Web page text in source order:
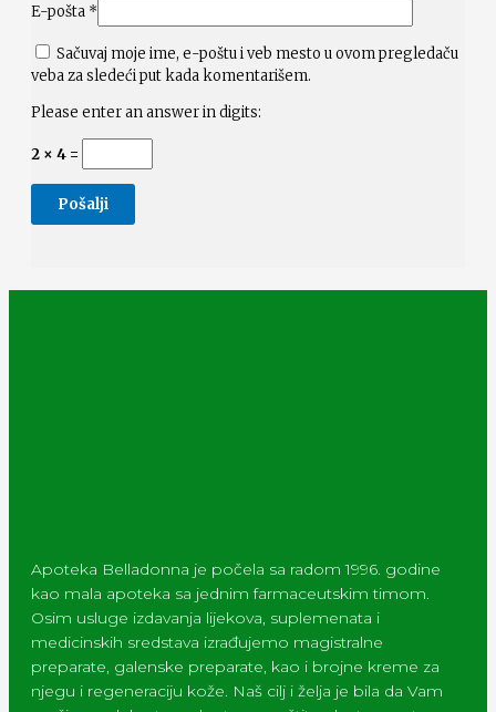
E-pošta *
Sačuvaj moje ime, e-poštu i veb mesto u ovom pregledaču
veba za sledeći put kada komentarišem.
Please enter an answer in digits:
2 × 4 =
Apoteka Belladonna je počela sa radom 1996. godine
kao mala apoteka sa jednim farmaceutskim timom.
Osim usluge izdavanja lijekova, suplemenata i
medicinskih sredstava izrađujemo magistralne
preparate, galenske preparate, kao i brojne kreme za
njegu i regeneraciju kože. Naš cilj i želja je bila da Vam